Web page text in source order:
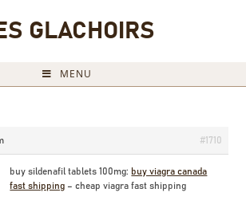
GLACHOIRS
MENU
#1710
buy sildenafil tablets 100mg: buy viagra canada
fast shipping – cheap viagra fast shipping